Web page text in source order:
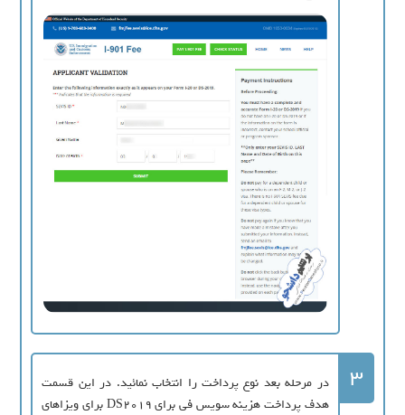
3
در مرحله بعد نوع پرداخت را انتخاب نمائید. در این قسمت
هدف پرداخت هزینه سویس فی برای DS2019 برای ویزاهای